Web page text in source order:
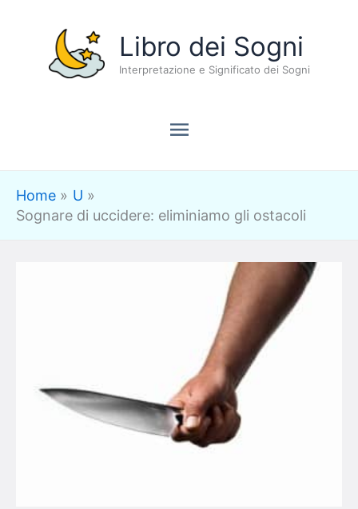
contenuto
Libro dei Sogni
Interpretazione e Significato dei Sogni
Menu
principale
Home
U
Sognare di uccidere: eliminiamo gli ostacoli